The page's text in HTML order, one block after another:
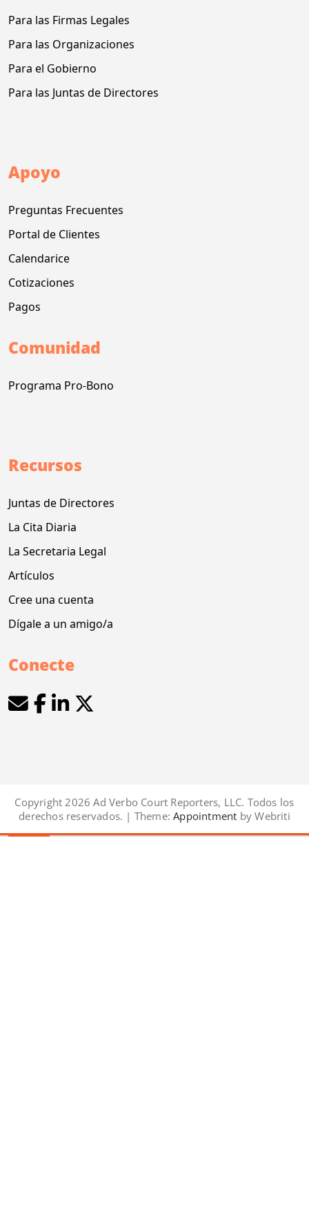
Para las Firmas Legales
Para las Organizaciones
Para el Gobierno
Para las Juntas de Directores
Apoyo
Preguntas Frecuentes
Portal de Clientes
Calendarice
Cotizaciones
Pagos
Comunidad
Programa Pro-Bono
Recursos
Juntas de Directores
La Cita Diaria
La Secretaria Legal
Artículos
Cree una cuenta
Dígale a un amigo/a
Conecte
Copyright 2026 Ad Verbo Court Reporters, LLC. Todos los
derechos reservados. | Theme: Appointment by Webriti